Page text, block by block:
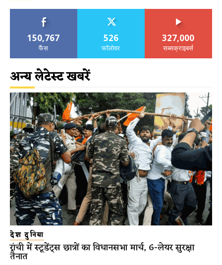
150,767
फैंस
526
फॉलोवर
327,000
सब्सक्राइबर्स
अन्य लेटेस्ट खबरें
देश दुनिया
रांची में स्टूडेंट्स छात्रों का विधानसभा मार्च, 6-लेयर सुरक्षा
तैनात